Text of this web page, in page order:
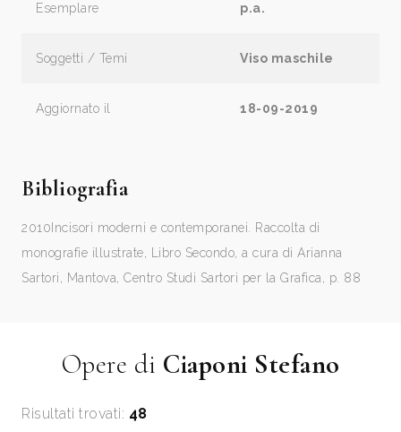
Esemplare p.a.
Soggetti / Temi Viso maschile
Aggiornato il 18-09-2019
Bibliografia
2010 Incisori moderni e contemporanei. Raccolta di
monografie illustrate, Libro Secondo, a cura di Arianna
Sartori, Mantova, Centro Studi Sartori per la Grafica, p. 88
Opere di Ciaponi Stefano
Risultati trovati: 48